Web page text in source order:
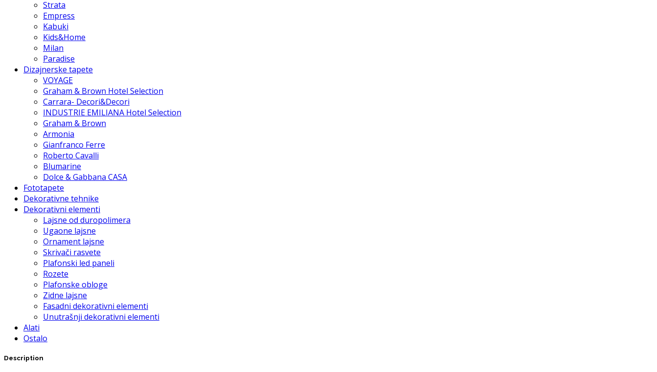
Strata
Empress
Kabuki
Kids&Home
Milan
Paradise
Dizajnerske tapete
VOYAGE
Graham & Brown Hotel Selection
Carrara- Decori&Decori
INDUSTRIE EMILIANA Hotel Selection
Graham & Brown
Armonia
Gianfranco Ferre
Roberto Cavalli
Blumarine
Dolce & Gabbana CASA
Fototapete
Dekorativne tehnike
Dekorativni elementi
Lajsne od duropolimera
Ugaone lajsne
Ornament lajsne
Skrivači rasvete
Plafonski led paneli
Rozete
Plafonske obloge
Zidne lajsne
Fasadni dekorativni elementi
Unutrašnji dekorativni elementi
Alati
Ostalo
Description